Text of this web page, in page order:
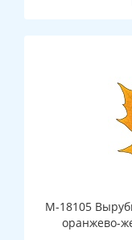
М-18105
оранжево-